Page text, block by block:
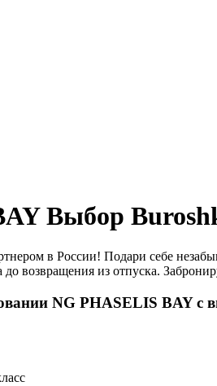
Выбор
в России! Подари себе
возвращения из отпуска.
NG PHASELIS BAY с